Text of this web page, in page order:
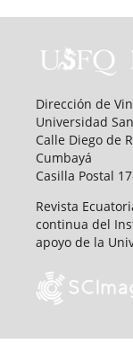
Dirección de
Universidad
Calle Diego de
Cumbayá
Casilla Postal
Revista
continua del
apoyo de la